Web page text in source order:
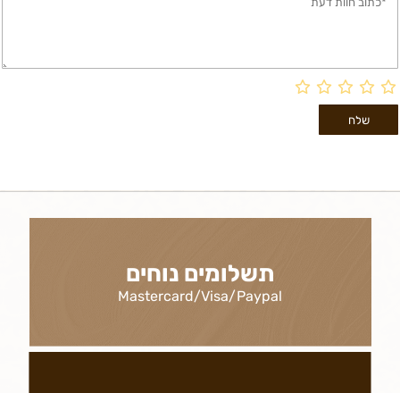
תשלומים נוחים
Mastercard/Visa/Paypal